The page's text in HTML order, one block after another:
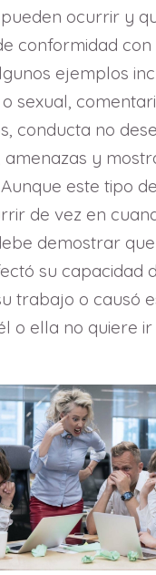
ocurrir y
conformidad
ejemplos
sexual,
conducta no
amenazas y
este tipo
de vez en
demostrar
su capacidad
trabajo o causó
o ella no quiere